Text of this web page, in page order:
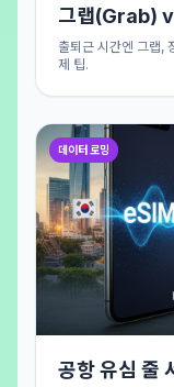
그랩(Grab)
출퇴근 시간엔 그랩,
제 팁.
데이터 로밍
공항 유심 줄